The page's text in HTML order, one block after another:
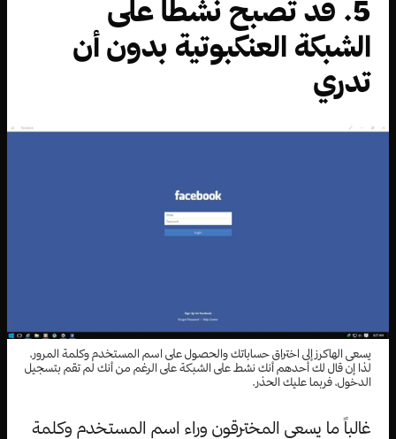
5. قد تصبح نشطاً على
الشبكة العنكبوتية بدون أن
تدري
يسعى الهاكرز إلى اختراق حساباتك والحصول على اسم المستخدم وكلمة المرور،
لذا إن قال لك أحدهم أنك نشط على الشبكة على الرغم من أنك لم تقم بتسجيل
الدخول، فربما عليك الحذر.
غالباً ما يسعى المخترقون وراء اسم المستخدم وكلمة